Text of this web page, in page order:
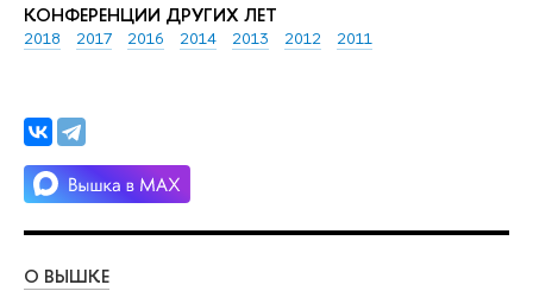
КОНФЕРЕНЦИИ ДРУГИХ ЛЕТ
2018 2017 2016 2014 2013 2012 2011
О ВЫШКЕ